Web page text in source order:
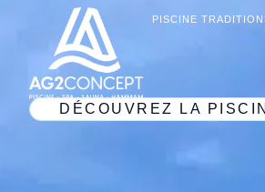
PISCINE
DÉCOUVREZ LA